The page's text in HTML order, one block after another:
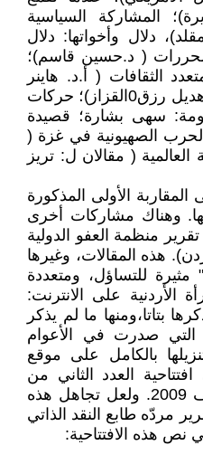
المشاركة السياسية
دلال وأخواتها: دلال
( د.حسين قاسم)؛
الثقافات ( أ.د. هاينر
بيلفيلد)؛ رجولة في أزمة ( د. هديل رزق0القزاز)؛ حركات
سهى بشارة؛ قصيدة
الصهيونية في غزة (
العالمية ( مقالان ل: تريز
الأولى المذكورة
وهناك مشاركات أخرى
منظمة العفو الدولية
هذه المقالات، وغيرها
للتساؤل، ومتعددة
الأردنية على الانترنت:
بتاتا،ومنها ما لم يذكر
التي صدرت في الأعوام
بالكامل على موقع
افتتاحية العدد الثاني من
مجلة الروزنا الصادر في صيف 2009. ولعل تجاهل هذه
مردّه طابع النقد الذاتي
نص هذه الافتتاحية: